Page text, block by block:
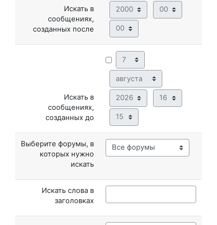
Искать в
сообщениях,
созданных после
Год Час
Минута
Искать в
сообщениях,
созданных до
День
Год Час
Минута
Выберите форумы, в
которых нужно
искать
Искать слова в
заголовках